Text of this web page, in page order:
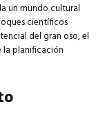
un mundo cultural
científicos
del gran oso, el
la planificación